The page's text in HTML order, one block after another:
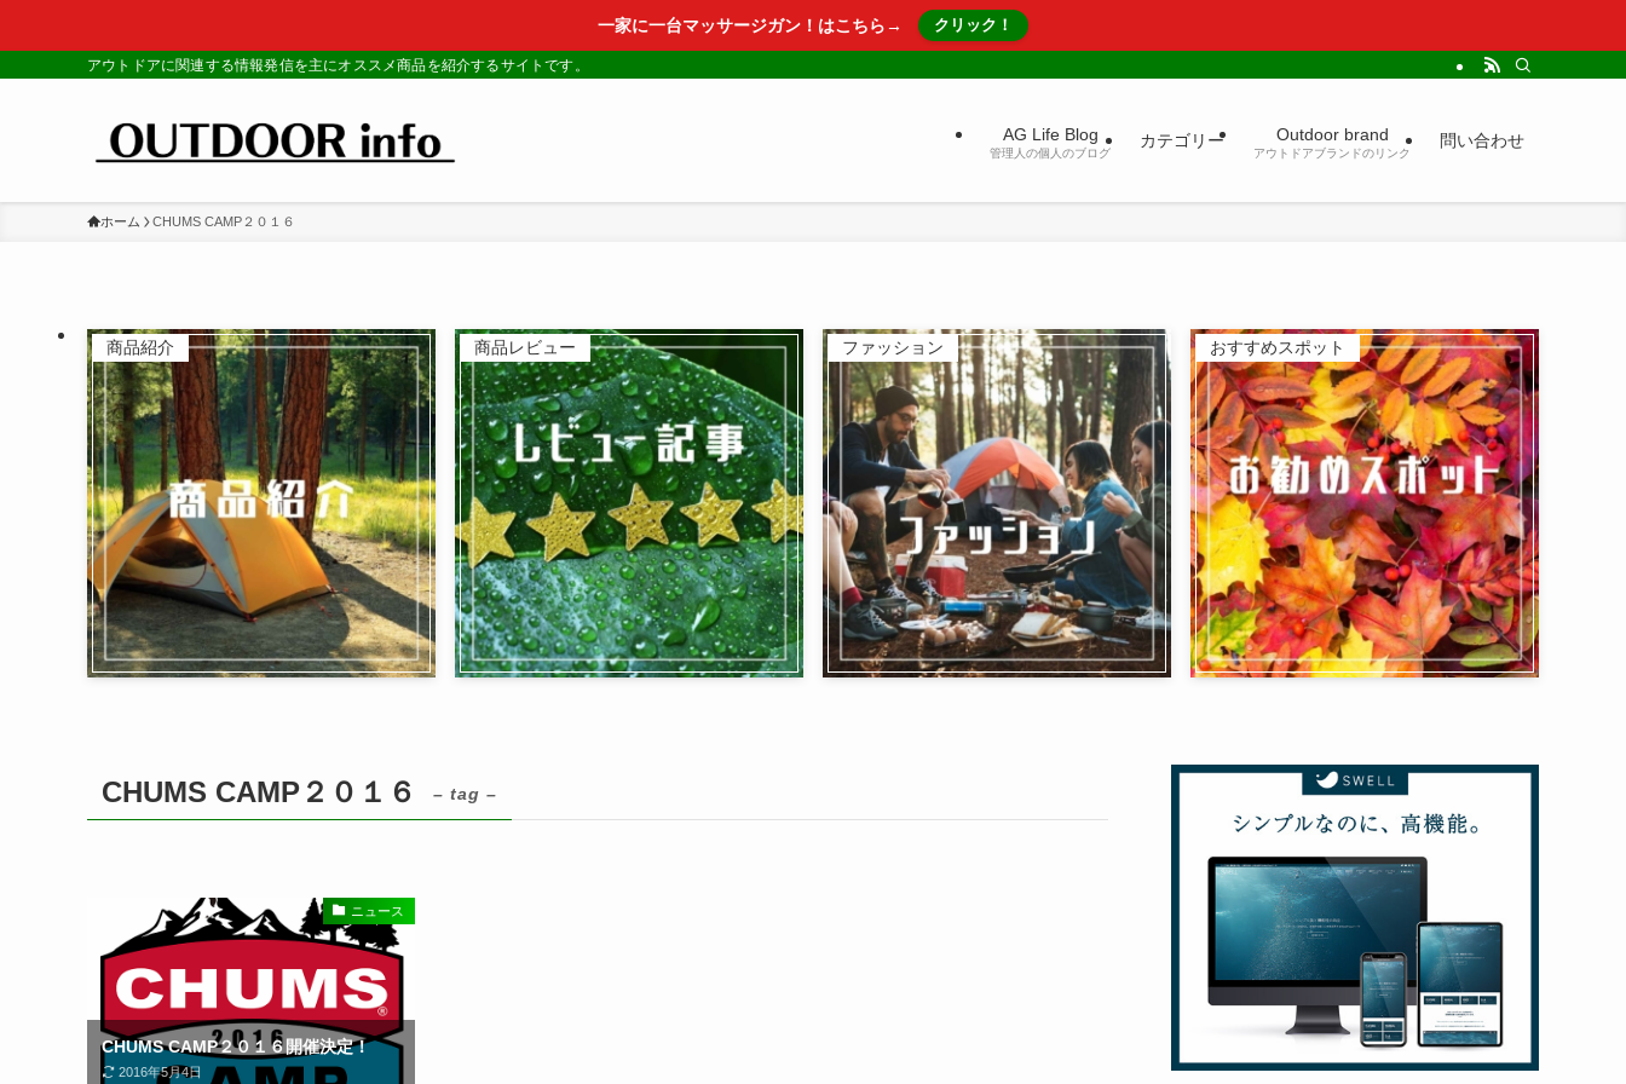
一家に一台マッサージガン！はこちら→ クリック！
アウトドアに関連する情報発信を主にオススメ商品を紹介するサイトです。
AG Life Blog
管理人の個人のブログ
カテゴリー Outdoor brand
アウトドアブランドのリンク
問い合わせ
ホーム CHUMS CAMP２０１６
商品紹介 商品レビュー ファッション おすすめスポット
CHUMS CAMP２０１６ – tag –
ニュース
CHUMS CAMP２０１６開催決定！
2016年5月4日